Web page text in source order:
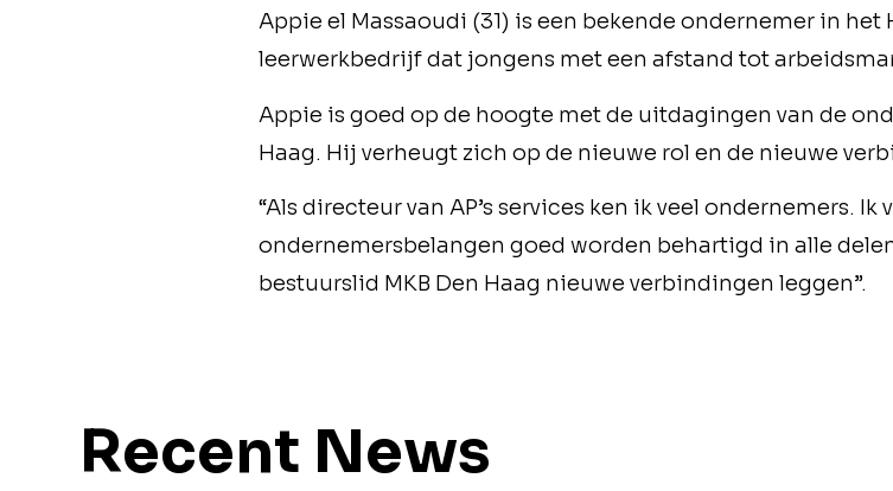
Appie el Massaoudi (31) is een bekende ondernemer in
leerwerkbedrijf dat jongens met een afstand tot
Appie is goed op de hoogte met de uitdagingen van de
Haag. Hij verheugt zich op de nieuwe rol en de nieuwe
“Als directeur van AP’s services ken ik veel ondernemers.
ondernemersbelangen goed worden behartigd in alle
bestuurslid MKB Den Haag nieuwe verbindingen leggen”.
Recent News